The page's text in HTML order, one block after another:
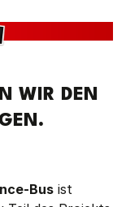
WIR DEN
Bus ist